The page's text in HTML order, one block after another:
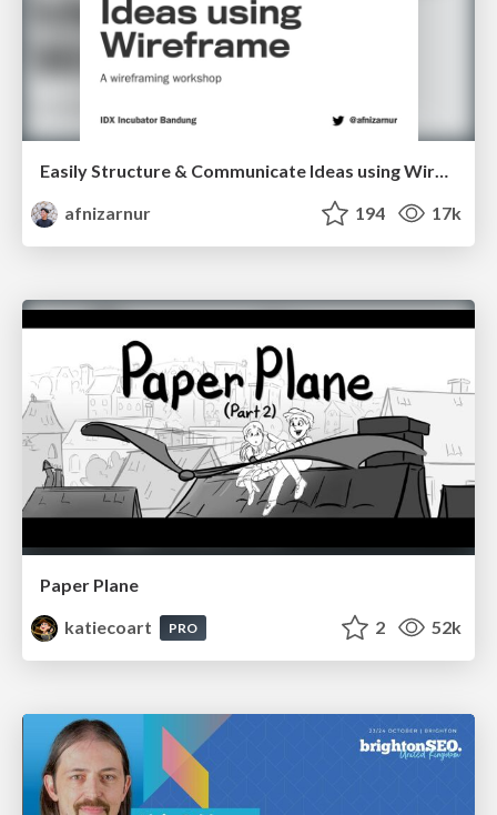
Easily Structure & Communicate Ideas using Wireframe
afnizarnur
194 17k
Paper Plane
katiecoart
PRO 2 52k